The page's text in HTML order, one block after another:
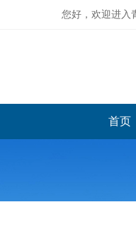
您好，欢迎进入
首页